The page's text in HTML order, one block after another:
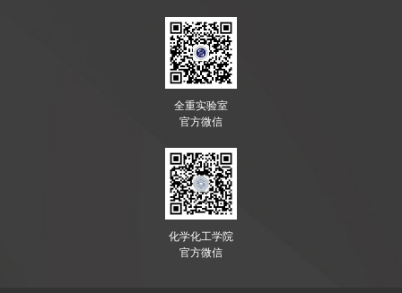
全重实验室
官方微信
化学化工学院
官方微信